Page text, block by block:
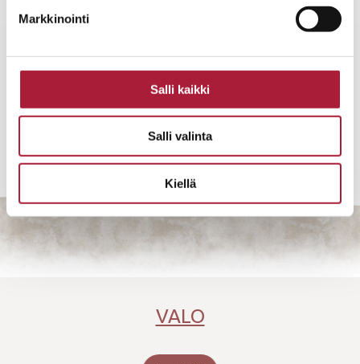
Markkinointi
Salli kaikki
Salli valinta
Kiellä
VALO